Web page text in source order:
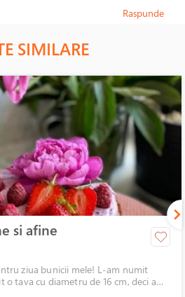
Raspunde
SIMILARE
si afine
ziua bunicii mele! L-am numit
tava cu diametru de 16 cm, deci a